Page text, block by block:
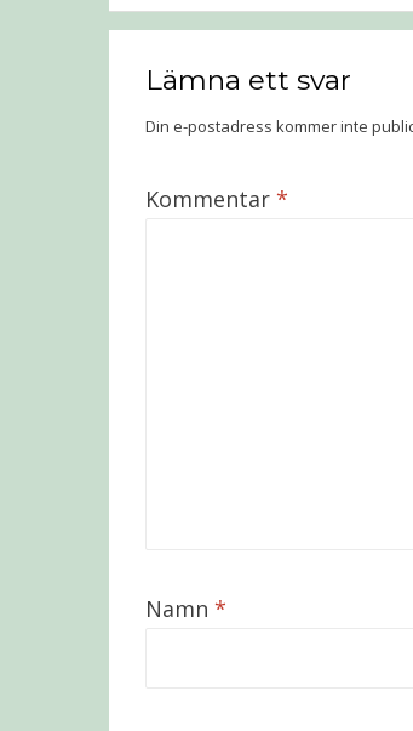
Lämna ett svar
Din e-postadress kommer inte
Kommentar *
Namn *